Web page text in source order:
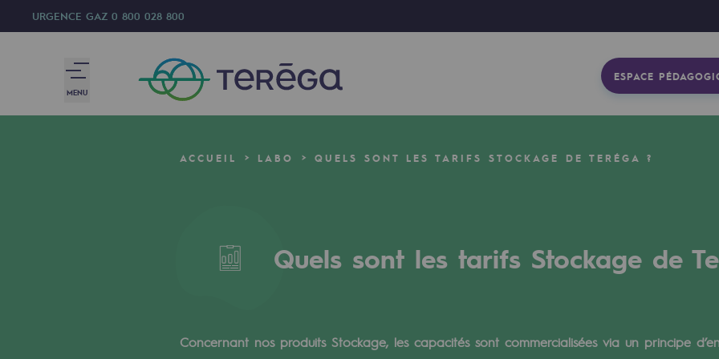
URGENCE GAZ 0 800 028 800
MENU
ESPACE
Accélérateur de la transition énergétique
ACCUEIL LABO QUELS SONT LES TARIFS STOCKAGE DE TERÉGA ?
Quels sont les tarifs Stockage de
Concernant nos produits Stockage, les capacités sont commercialisées via un principe